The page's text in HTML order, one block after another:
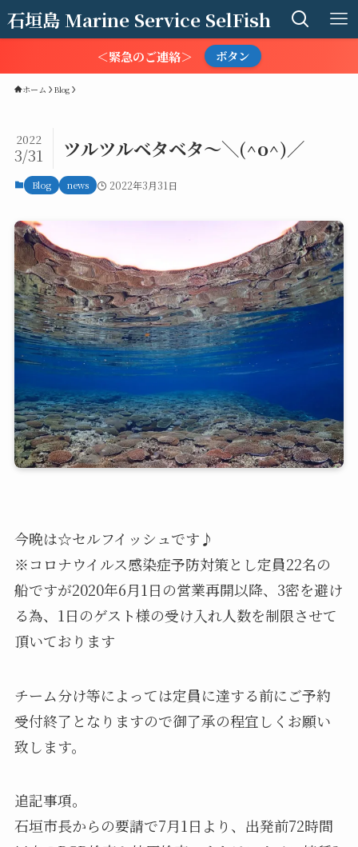
石垣島 Marine Service SelFish
＜緊急のご連絡＞ ボタン
ホーム Blog
ツルツルベタベタ〜＼(^o^)／
2022
3/31
Blog news 2022年3月31日
今晩は☆セルフイッシュです♪
※コロナウイルス感染症予防対策とし定員22名の
船ですが2020年6月1日の営業再開以降、3密を避け
る為、1日のゲスト様の受け入れ人数を制限させて
頂いております
チーム分け等によっては定員に達する前にご予約
受付終了となりますので御了承の程宜しくお願い
致します。
追記事項。
石垣市長からの要請で7月1日より、出発前72時間